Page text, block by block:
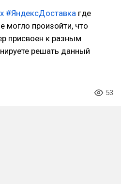
#ЯндексДоставка где
могло произойти, что
присвоен к разным
решать данный
53